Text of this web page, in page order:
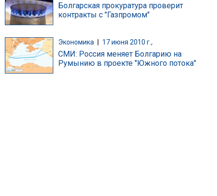
Болгарская прокуратура проверит
контракты с "Газпромом"
Экономика 17 июня 2010 г.,
СМИ: Россия меняет Болгарию на
Румынию в проекте "Южного потока"